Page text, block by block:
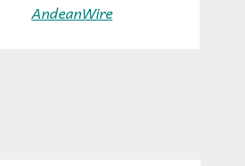
AndeanWire